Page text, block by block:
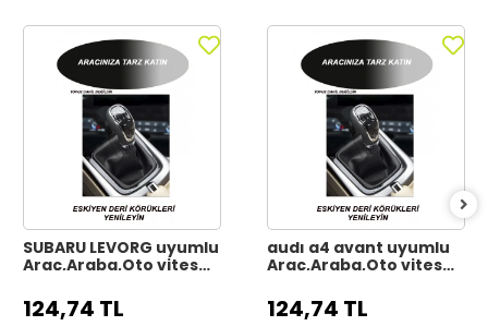
SUBARU LEVORG uyumlu
Araç,Araba,Oto vites
124,74 TL
audı a4 avant uyumlu
Araç,Araba,Oto vites
124,74 TL